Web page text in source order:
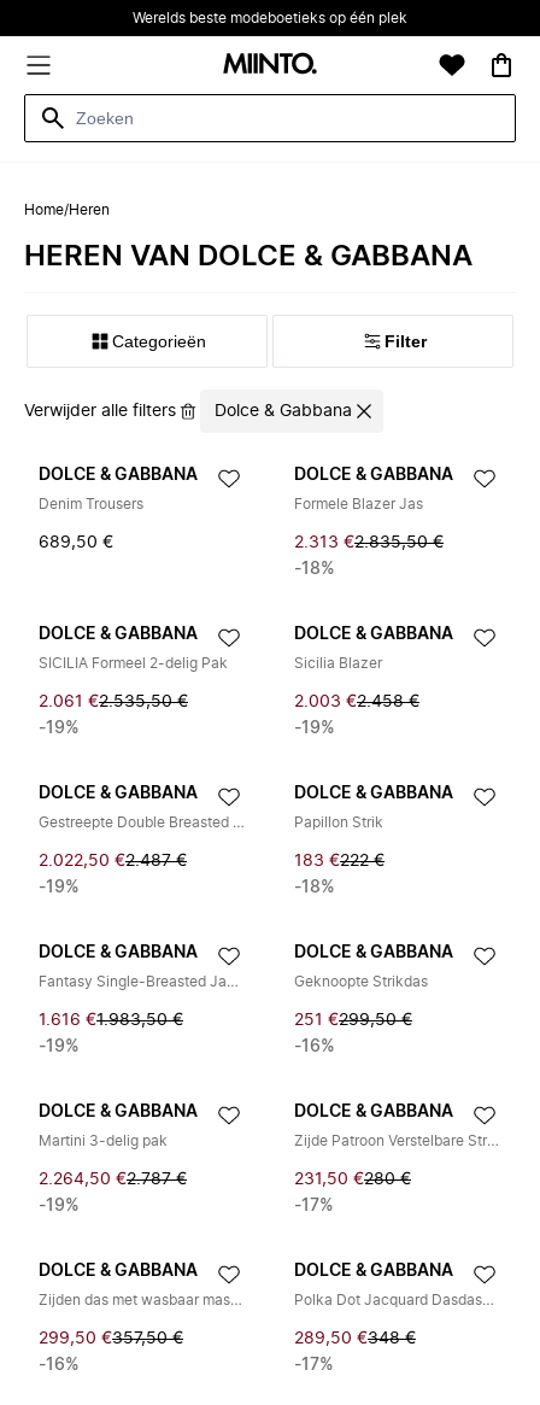
Werelds beste modeboetieks op één plek
Home/Heren
HEREN VAN DOLCE & GABBANA
Categorieën Filter
Verwijder alle filters Dolce & Gabbana
DOLCE & GABBANA
Denim Trousers
689,50 €
DOLCE & GABBANA
Formele Blazer Jas
2.313 €2.835,50 €
-18%
DOLCE & GABBANA
SICILIA Formeel 2-delig Pak
2.061 €2.535,50 €
-19%
DOLCE & GABBANA
Sicilia Blazer
2.003 €2.458 €
-19%
DOLCE & GABBANA
Gestreepte Double Breasted 2Knopen Blazer
2.022,50 €2.487 €
-19%
DOLCE & GABBANA
Papillon Strik
183 €222 €
-18%
DOLCE & GABBANA
Fantasy Single-Breasted Jacket
1.616 €1.983,50 €
-19%
DOLCE & GABBANA
Geknoopte Strikdas
251 €299,50 €
-16%
DOLCE & GABBANA
Martini 3-delig pak
2.264,50 €2.787 €
-19%
DOLCE & GABBANA
Zijde Patroon Verstelbare Strikdas
231,50 €280 €
-17%
DOLCE & GABBANA
Zijden das met wasbaar masker
299,50 €357,50 €
-16%
DOLCE & GABBANA
Polka Dot Jacquard Dasdasdas
289,50 €348 €
-17%